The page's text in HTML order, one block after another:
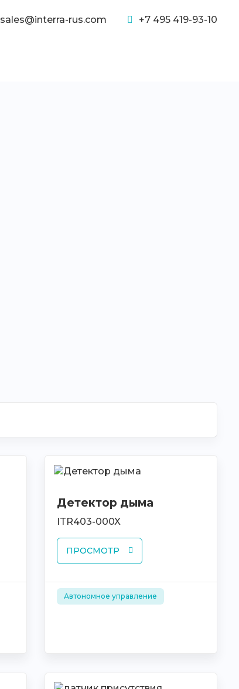
sales@interra-rus.com +7 495 419-93-10
Детектор дыма
ITR403-000X
ПРОСМОТР
Автономное управление